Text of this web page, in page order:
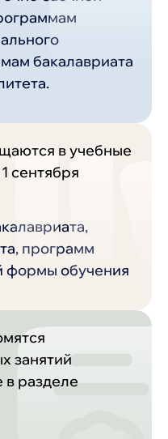
бакалавриата
в учебные
сентября
программ
формы обучения
занятий
в разделе